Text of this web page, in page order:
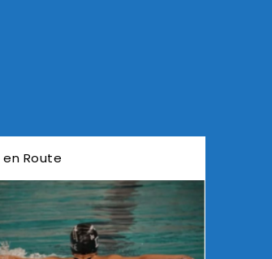
Route